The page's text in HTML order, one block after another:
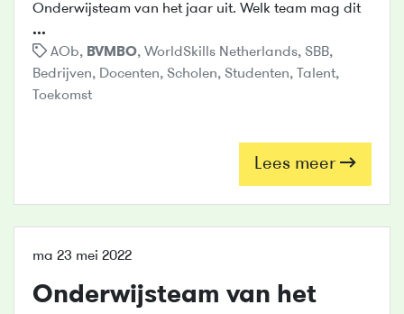
Onderwijsteam van het jaar uit. Welk team mag dit
...
AOb, BVMBO, WorldSkills Netherlands, SBB,
Bedrijven, Docenten, Scholen, Studenten, Talent,
Toekomst
Lees meer
ma 23 mei 2022
Onderwijsteam van het